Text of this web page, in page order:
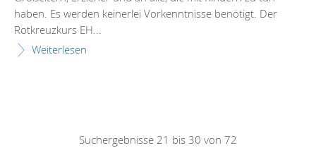
haben. Es werden keinerlei Vorkenntnisse benötigt. Der
Rotkreuzkurs EH...
Weiterlesen
Suchergebnisse 21 bis 30 von 72